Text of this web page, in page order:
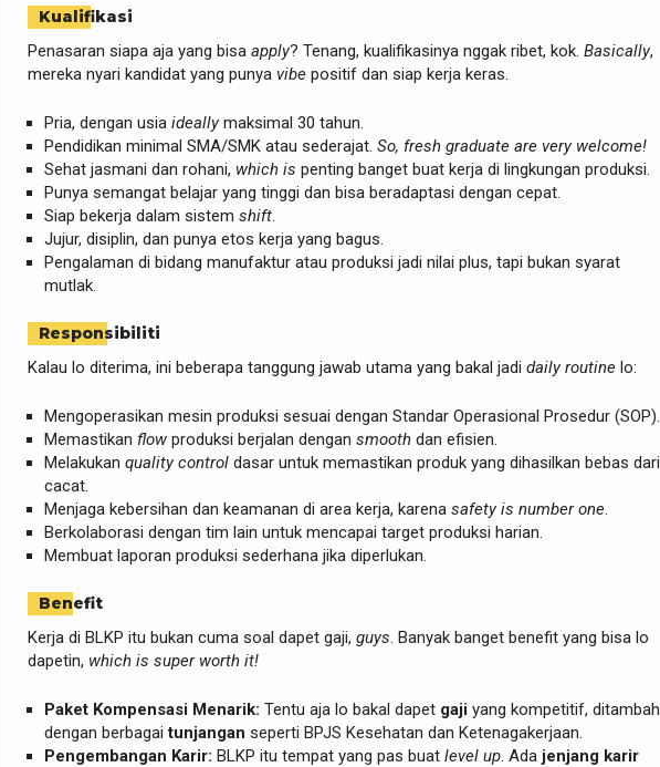
Kualifikasi
Penasaran siapa aja yang bisa apply? Tenang, kualifikasinya nggak ribet, kok. Basically,
mereka nyari kandidat yang punya vibe positif dan siap kerja keras.
Pria, dengan usia ideallymaksimal 30 tahun.
Pendidikan minimal SMA/SMK atau sederajat. So, fresh graduate are very welcome!
Sehat jasmani dan rohani, which is penting banget buat kerja di lingkungan produksi.
Punya semangat belajar yang tinggi dan bisa beradaptasi dengan cepat.
Siap bekerja dalam sistem shift
Jujur, disiplin, dan punya etos kerja yang bagus.
Pengalaman di bidang manufaktur atau produksi jadi nilai plus, tapi bukan syarat
mutlak.
Responsibiliti
Kalau lo diterima, ini beberapa tanggung jawab utama yang bakal jadi daily routine lo:
Mengoperasikan mesin produksi sesuai dengan Standar Operasional Prosedur (SOP).
Memastikan flow produksi berjalan dengan smooth dan efisien.
Melakukan quality control dasar untuk memastikan produk yang dihasilkan bebas dari
cacat.
Menjaga kebersihan dan keamanan di area kerja, karena safety is number one
Berkolaborasi dengan tim lain untuk mencapai target produksi harian.
Membuat laporan produksi sederhana jika diperlukan.
Benefit
Kerja di BLKP itu bukan cuma soal dapet gaji, guys. Banyak banget benefit yang bisa lo
dapetin, which is super worth it!
Paket Kompensasi Menarik: Tentu aja lo bakal dapet gaji yang kompetitif, ditambah
dengan berbagaitunjangan seperti BPJS Kesehatan dan Ketenagakerjaan.
Pengembangan Karir: BLKP itu tempat yang pas buat level up . Ada jenjang karir